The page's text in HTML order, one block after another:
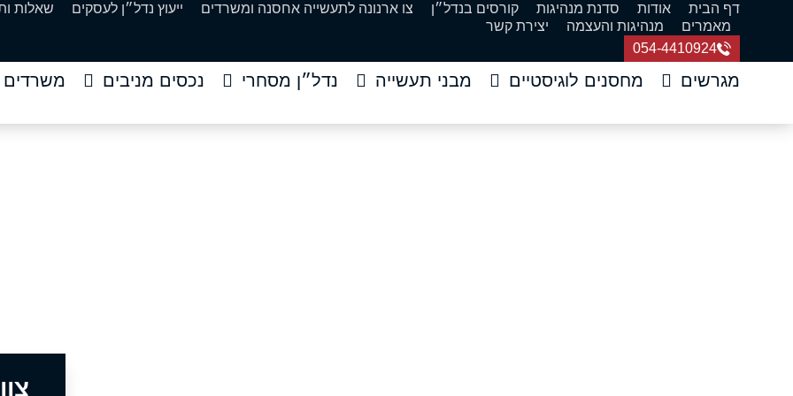
דף הבית אודות סדנת מנהיגות קורסים בנדל״ן צו ארנונה לתעשייה אחסנה ומשרדים ייעוץ נדל״ן לעסקים שאלות
מאמרים
מנהיגות והעצמה
יצירת קשר
054-4410924
מגרשים מחסנים לוגיסטיים מבני תעשייה נדל״ן מסחרי נכסים מניבים משרדים